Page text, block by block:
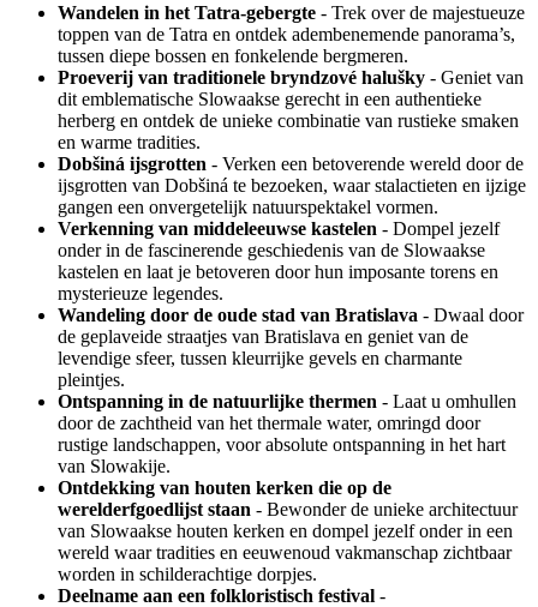
Wandelen in het Tatra-gebergte - Trek over de majestueuze
toppen van de Tatra en ontdek adembenemende panorama’s,
tussen diepe bossen en fonkelende bergmeren.
Proeverij van traditionele bryndzové halušky - Geniet van
dit emblematische Slowaakse gerecht in een authentieke
herberg en ontdek de unieke combinatie van rustieke smaken
en warme tradities.
Dobšiná ijsgrotten - Verken een betoverende wereld door de
ijsgrotten van Dobšiná te bezoeken, waar stalactieten en ijzige
gangen een onvergetelijk natuurspektakel vormen.
Verkenning van middeleeuwse kastelen - Dompel jezelf
onder in de fascinerende geschiedenis van de Slowaakse
kastelen en laat je betoveren door hun imposante torens en
mysterieuze legendes.
Wandeling door de oude stad van Bratislava - Dwaal door
de geplaveide straatjes van Bratislava en geniet van de
levendige sfeer, tussen kleurrijke gevels en charmante
pleintjes.
Ontspanning in de natuurlijke thermen - Laat u omhullen
door de zachtheid van het thermale water, omringd door
rustige landschappen, voor absolute ontspanning in het hart
van Slowakije.
Ontdekking van houten kerken die op de
werelderfgoedlijst staan - Bewonder de unieke architectuur
van Slowaakse houten kerken en dompel jezelf onder in een
wereld waar tradities en eeuwenoud vakmanschap zichtbaar
worden in schilderachtige dorpjes.
Deelname aan een folkloristisch festival -